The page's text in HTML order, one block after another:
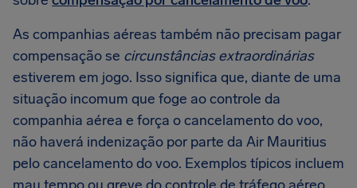
As companhias aéreas também não precisam pagar
compensação se circunstâncias extraordinárias
estiverem em jogo. Isso significa que, diante de uma
situação incomum que foge ao controle da
companhia aérea e força o cancelamento do voo,
não haverá indenização por parte da Air Mauritius
pelo cancelamento do voo. Exemplos típicos incluem